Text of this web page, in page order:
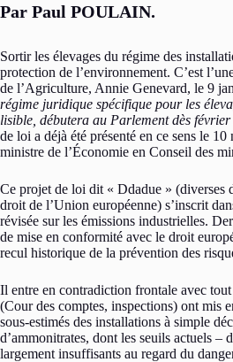
Par Paul POULAIN.
Sortir les élevages du régime des
protection de l’environnement. C’est
de l’Agriculture, Annie Genevard, le 9
régime juridique spécifique pour les
lisible, débutera au Parlement dès février
de loi a déjà été présenté en ce sens le
ministre de l’Économie en Conseil des
Ce projet de loi dit « Ddadue » (diverses
droit de l’Union européenne) s’inscrit
révisée sur les émissions industrielles.
de mise en conformité avec le droit
recul historique de la prévention des
Il entre en contradiction frontale avec
(Cour des comptes, inspections) ont mis
sous-estimés des installations à simple
d’ammonitrates, dont les seuils actuels –
largement insuffisants au regard du